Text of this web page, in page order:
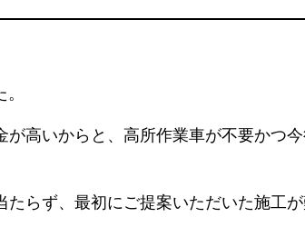
高いからと、高所作業車が不要かつ
らず、最初にご提案いただいた施工